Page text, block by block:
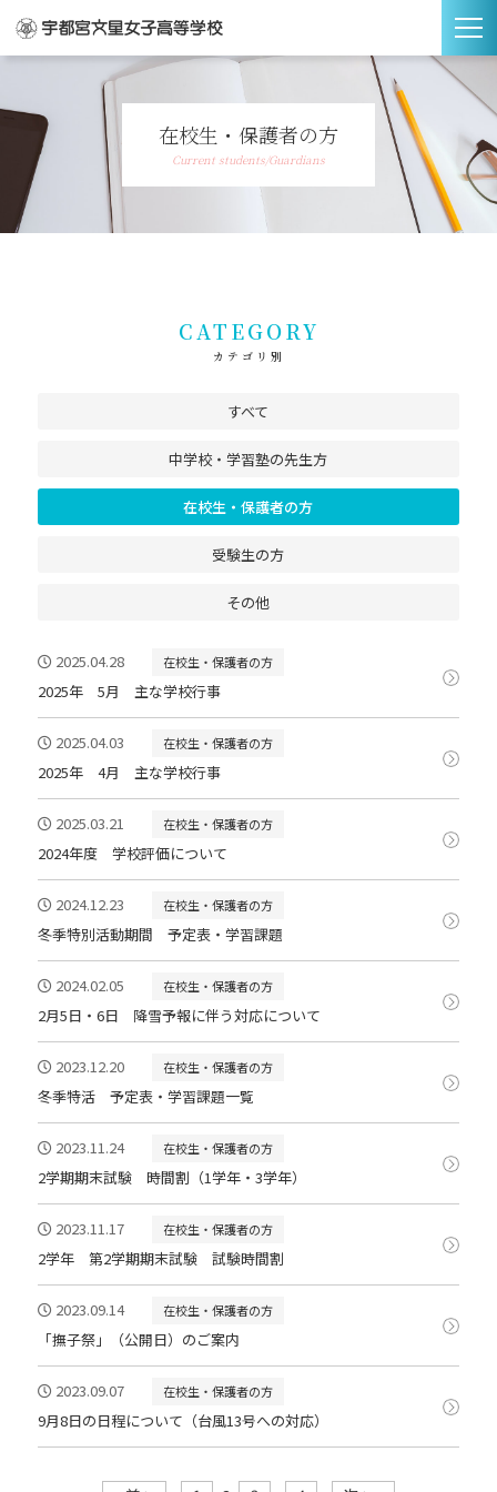
在校生・保護者の方
Current students/Guardians
CATEGORY
カテゴリ別
すべて
中学校・学習塾の先生方
在校生・保護者の方
受験生の方
その他
2025.04.28 在校生・保護者の方
2025年 5月 主な学校行事
2025.04.03 在校生・保護者の方
2025年 4月 主な学校行事
2025.03.21 在校生・保護者の方
2024年度 学校評価について
2024.12.23 在校生・保護者の方
冬季特別活動期間 予定表・学習課題
2024.02.05 在校生・保護者の方
2月5日・6日 降雪予報に伴う対応について
2023.12.20 在校生・保護者の方
冬季特活 予定表・学習課題一覧
2023.11.24 在校生・保護者の方
2学期期末試験 時間割（1学年・3学年）
2023.11.17 在校生・保護者の方
2学年 第2学期期末試験 試験時間割
2023.09.14 在校生・保護者の方
「撫子祭」（公開日）のご案内
2023.09.07 在校生・保護者の方
9月8日の日程について（台風13号への対応）